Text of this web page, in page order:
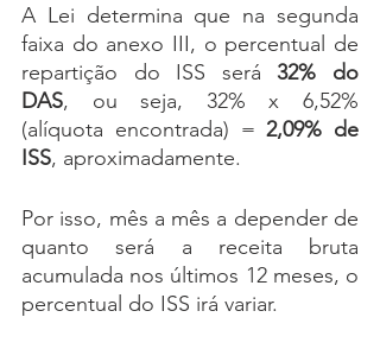
A Lei determina que na segunda
faixa do anexo III, o percentual de
repartição do ISS será 32% do
DAS, ou seja, 32% x 6,52%
(alíquota encontrada) = 2,09% de
ISS, aproximadamente.
Por isso, mês a mês a depender de
quanto será a receita bruta
acumulada nos últimos 12 meses, o
percentual do ISS irá variar.